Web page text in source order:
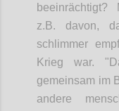
beeinrächtigt?
z.B. davon,
schlimmer
Krieg war.
gemeinsam im
andere